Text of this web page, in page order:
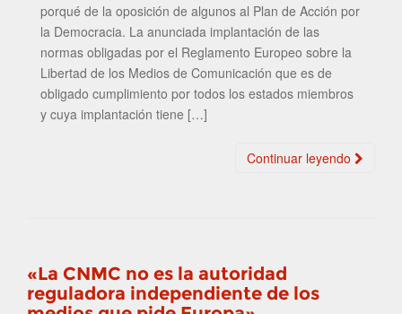
porqué de la oposición de algunos al Plan de Acción por
la Democracia. La anunciada implantación de las
normas obligadas por el Reglamento Europeo sobre la
Libertad de los Medios de Comunicación que es de
obligado cumplimiento por todos los estados miembros
y cuya implantación tiene […]
Continuar leyendo
«La CNMC no es la autoridad
reguladora independiente de los